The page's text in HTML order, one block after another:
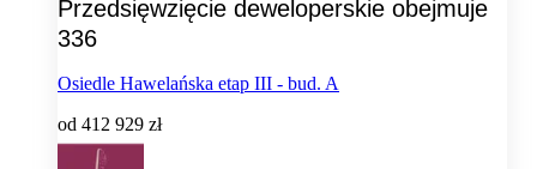
Przedsięwzięcie deweloperskie obejmuje
336
Osiedle Hawelańska etap III - bud. A
od 412 929 zł